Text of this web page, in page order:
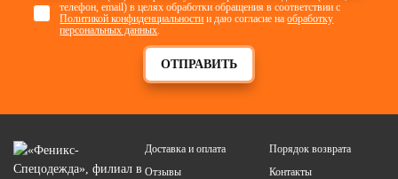
ОТПРАВИТЬ
телефон, email) в целях обработки обращения в соответствии с
Политикой конфиденциальности и даю согласие наобработку
персональных данных
Доставка и оплата
Порядок возврата
Отзывы
Контакты